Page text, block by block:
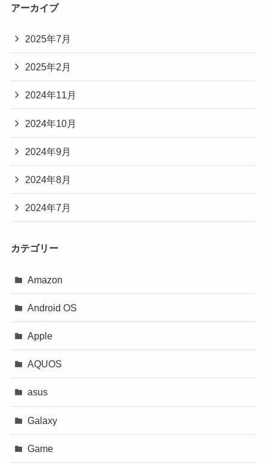
アーカイブ
2025年7月
2025年2月
2024年11月
2024年10月
2024年9月
2024年8月
2024年7月
カテゴリー
Amazon
Android OS
Apple
AQUOS
asus
Galaxy
Game